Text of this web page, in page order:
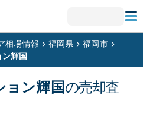
相場情報 福岡県
福岡市
輝国
ョン輝国の売却査